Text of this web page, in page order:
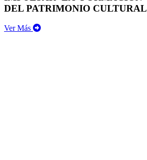
DEL PATRIMONIO CULTURAL
Ver Más